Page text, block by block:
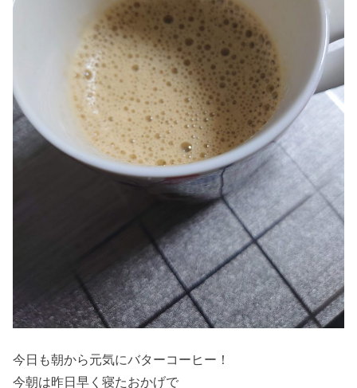
今日も朝から元気にバターコーヒー！
今朝は昨日早く寝たおかげで